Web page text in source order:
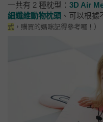
一共有 2 種枕型： 3D Air
細纖維動物枕頭 、可以根
式 ，購買的媽咪記得參考囉！）